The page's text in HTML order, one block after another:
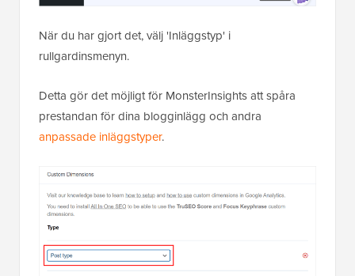
När du har gjort det, välj 'Inläggstyp' i
rullgardinsmenyn.
Detta gör det möjligt för MonsterInsights att spåra
prestandan för dina blogginlägg och andra
anpassade inläggstyper.